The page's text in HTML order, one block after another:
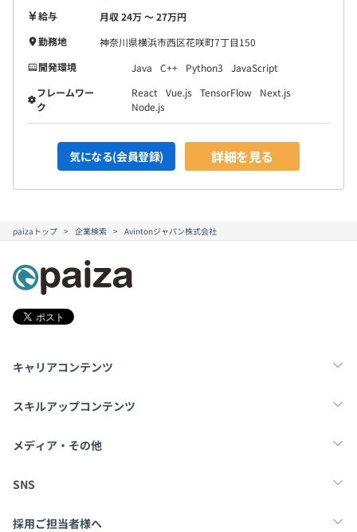
給与
月収 24万 〜 27万円
勤務地
神奈川県横浜市西区花咲町7丁目150
開発環境
Java C++ Python3
JavaScript
フレームワー
ク
React Vue.js TensorFlow
Next.js
Node.js
気になる(会員登録) 詳細を見る
paizaトップ 企業検索 Avintonジャパン株式会社
キャリアコンテンツ
転職・キャリア
スキルアップコンテンツ
学習
メディア・その他
Tech Team Journal
SNS
X
採用ご担当者様へ